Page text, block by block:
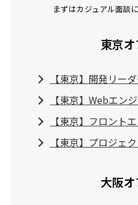
まずはカジュアル⾯談
東京
【東京】開発リー
【東京】Webエン
【東京】フロント
【東京】プロジェ
大阪